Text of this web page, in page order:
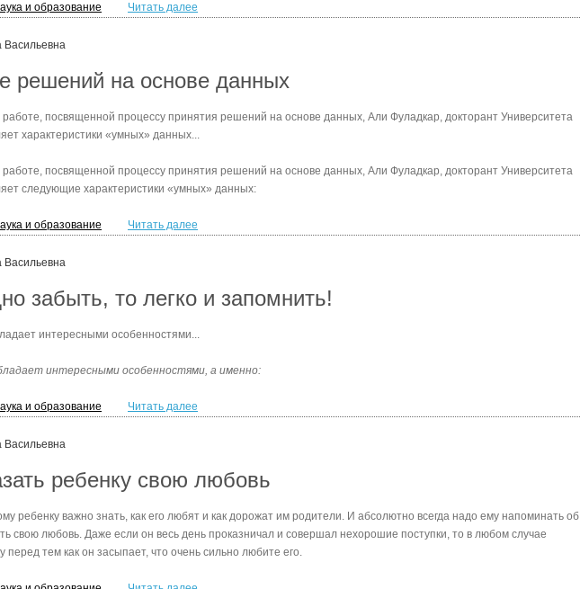
и образование
Читать далее
Васильевна
решений на основе данных
работе, посвященной процессу принятия решений на основе данных, Али Фуладкар, докторант Университета
характеристики «умных» данных...
работе, посвященной процессу принятия решений на основе данных, Али Фуладкар, докторант Университета
следующие характеристики «умных» данных:
и образование
Читать далее
Васильевна
забыть, то легко и запомнить!
интересными особенностями...
интересными особенностями, а именно:
и образование
Читать далее
Васильевна
ребенку свою любовь
ребенку важно знать, как его любят и как дорожат им родители. И абсолютно всегда надо ему напоминать об
свою любовь. Даже если он весь день проказничал и совершал нехорошие поступки, то в любом случае
перед тем как он засыпает, что очень сильно любите его.